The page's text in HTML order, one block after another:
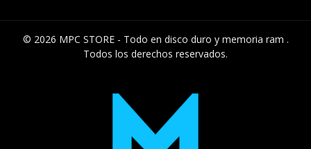
© 2026 MPC STORE - Todo en disco duro y memoria ram .
Todos los derechos reservados.